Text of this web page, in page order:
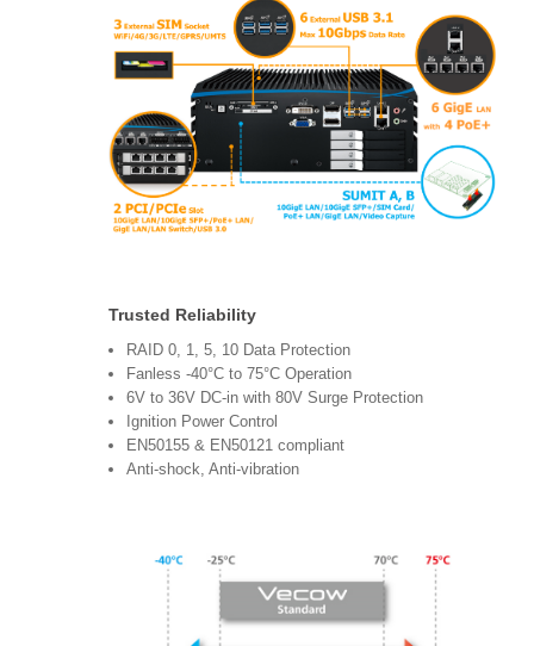
Trusted Reliability
RAID 0, 1, 5, 10 Data Protection
Fanless -40°C to 75°C Operation
6V to 36V DC-in with 80V Surge Protection
Ignition Power Control
EN50155 & EN50121 compliant
Anti-shock, Anti-vibration